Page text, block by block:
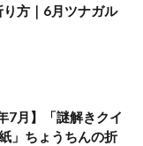
り方｜6月ツナガル
7月】「謎解きクイ
」ちょうちんの折